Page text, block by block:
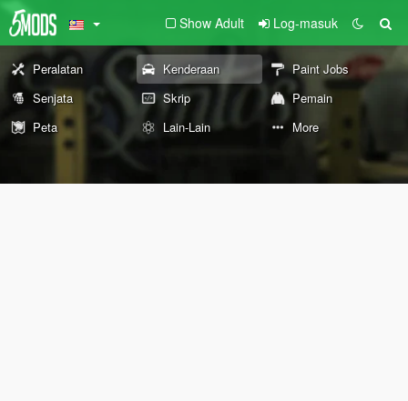
Show Adult Log-masuk
Peralatan Kenderaan
Paint Jobs
Senjata
Skrip
Pemain
Peta
Lain-Lain More